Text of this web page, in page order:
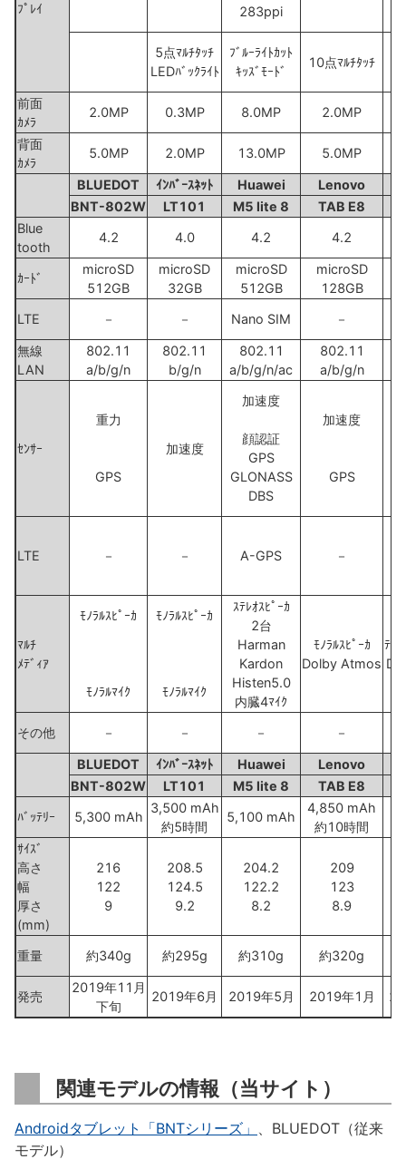
ﾌﾟﾚｲ
283ppi
5点ﾏﾙﾁﾀｯﾁ
LEDﾊﾞｯｸﾗｲﾄ
ﾌﾞﾙｰﾗｲﾄｶｯﾄ
ｷｯｽﾞﾓｰﾄﾞ
10点ﾏﾙﾁﾀｯﾁ
前面
ｶﾒﾗ
2.0MP 0.3MP 8.0MP 2.0MP
背面
ｶﾒﾗ
5.0MP 2.0MP 13.0MP 5.0MP
BLUEDOT ｲﾝﾊﾞｰｽﾈｯﾄ Huawei Lenovo
BNT-802W
LT101 M5 lite 8 TAB E8
Blue
tooth
4.2 4.0 4.2 4.2
ｶｰﾄﾞ
microSD
512GB
microSD
32GB
microSD
512GB
microSD
128GB
LTE
－ － Nano SIM －
無線
LAN
802.11
a/b/g/n
802.11
b/g/n
802.11
a/b/g/n/ac
802.11
a/b/g/n
ｾﾝｻｰ
重力
GPS
加速度
加速度
顔認証
GPS
GLONASS
DBS
加速度
GPS
LTE － － A-GPS －
ﾏﾙﾁ
ﾒﾃﾞｨｱ
ﾓﾉﾗﾙｽﾋﾟｰｶ
ﾓﾉﾗﾙﾏｲｸ
ﾓﾉﾗﾙｽﾋﾟｰｶ
ﾓﾉﾗﾙﾏｲｸ
ｽﾃﾚｵｽﾋﾟｰｶ
2台
Harman
Kardon
Histen5.0
内臓4ﾏｲｸ
ﾓﾉﾗﾙｽﾋﾟｰｶ
Dolby Atmos
ﾃﾞｭ
その他 － － － －
BLUEDOT ｲﾝﾊﾞｰｽﾈｯﾄ Huawei Lenovo
BNT-802W
LT101 M5 lite 8 TAB E8
ﾊﾞｯﾃﾘｰ
5,300 mAh
3,500 mAh
約5時間
5,100 mAh
4,850 mAh
約10時間
ｻｲｽﾞ
高さ
幅
厚さ
(mm)
216
122
9
208.5
124.5
9.2
204.2
122.2
8.2
209
123
8.9
重量 約340g 約295g 約310g 約320g
発売
2019年11月
下旬
2019年6月 2019年5月 2019年1月
関連モデルの情報（当サイト）
Androidタブレット「BNTシリーズ」 、BLUEDOT（従来
モデル）